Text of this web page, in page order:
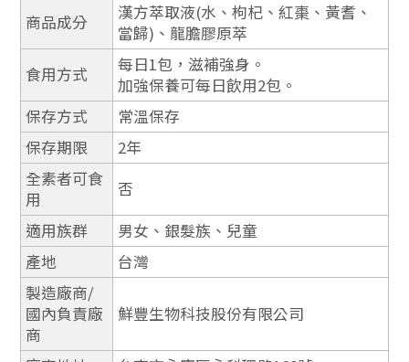
商品成分
漢方萃取液(水、枸杞、紅棗、黃耆、
當歸)、龍膽膠原萃
食用方式
每日1包，滋補強身。
加強保養可每日飲用2包。
保存方式
常溫保存
保存期限
2年
全素者可食
用
否
適用族群
男女、銀髮族、兒童
產地
台灣
製造廠商/
國內負責廠
商
鮮豐生物科技股份有限公司